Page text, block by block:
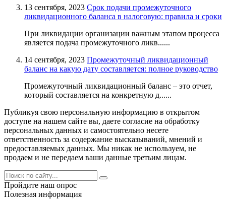
13 сентября, 2023 Срок подачи промежуточного
ликвидационного баланса в налоговую: правила и сроки
При ликвидации организации важным этапом процесса
является подача промежуточного ликв......
14 сентября, 2023 Промежуточный ликвидационный
баланс на какую дату составляется: полное руководство
Промежуточный ликвидационный баланс – это отчет,
который составляется на конкретную д......
Публикуя свою персональную информацию в открытом
доступе на нашем сайте вы, даете согласие на обработку
персональных данных и самостоятельно несете
ответственность за содержание высказываний, мнений и
предоставляемых данных. Мы никак не используем, не
продаем и не передаем ваши данные третьим лицам.
Пройдите наш опрос
Полезная информация